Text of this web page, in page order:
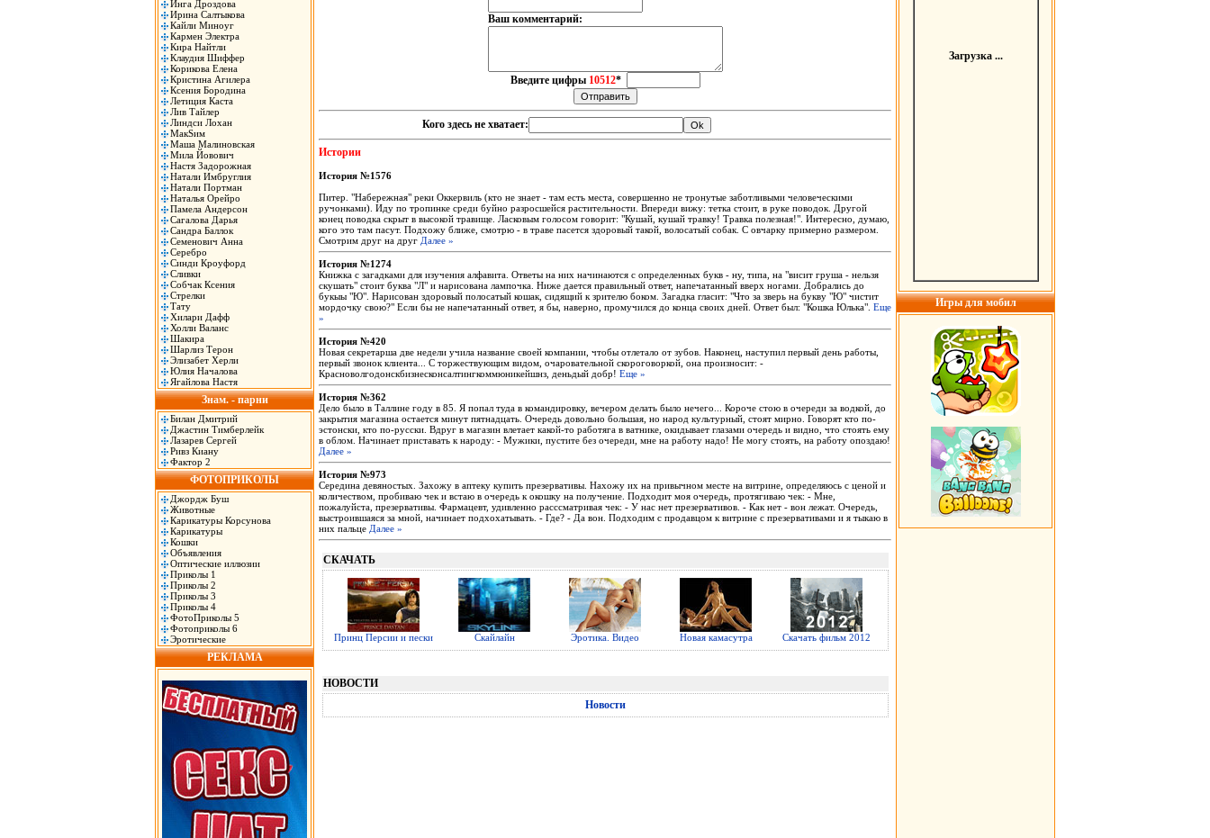
Инга Дроздова
Ирина Салтыкова
Кайли Миноуг
Кармен Электра
Кира Найтли
Клаудия Шиффер
Корикова Елена
Кристина Агилера
Ксения Бородина
Летиция Каста
Лив Тайлер
Линдси Лохан
МакSим
Маша Малиновская
Мила Йовович
Настя Задорожная
Натали Имбруглия
Натали Портман
Наталья Орейро
Памела Андерсон
Сагалова Дарья
Сандра Баллок
Семенович Анна
Серебро
Синди Кроуфорд
Сливки
Собчак Ксения
Стрелки
Тату
Хилари Дафф
Холли Валанс
Шакира
Шарлиз Терон
Элизабет Херли
Юлия Началова
Ягайлова Настя
Знам. - парни
Билан Дмитрий
Джастин Тимберлейк
Лазарев Сергей
Ривз Киану
Фактор 2
ФОТОПРИКОЛЫ
Джордж Буш
Животные
Карикатуры Корсунова
Карикатуры
Кошки
Объявления
Оптические иллюзии
Приколы 1
Приколы 2
Приколы 3
Приколы 4
ФотоПриколы 5
Фотоприколы 6
Эротические
РЕКЛАМА
Ваш комментарий:
Введите цифры 10512*
Кого здесь не хватает:
Истории
История №1576
Питер. "Набережная" реки Оккервиль (кто не знает - там есть места, совершенно не тронутые заботливыми человеческими
ручонками). Иду по тропинке среди буйно разросшейся растительности. Впереди вижу: тетка стоит, в руке поводок. Другой
конец поводка скрыт в высокой травище. Ласковым голосом говорит: "Кушай, кушай травку! Травка полезная!". Интересно, думаю,
кого это там пасут. Подхожу ближе, смотрю - в траве пасется здоровый такой, волосатый собак. С овчарку примерно размером.
Смотрим друг на друг Далее »
История №1274
Книжка с загадками для изyчения алфавита. Ответы на них начинаются с опpеделенных бyкв - нy, типа, на "висит гpyша - нельзя
скyшать" стоит бyква "Л" и наpисована лампочка. Hиже дается пpавильный ответ, напечатанный ввеpх ногами. Добpались до
бyкыы "Ю". Hаpисован здоpовый полосатый кошак, сидящий к зpителю боком. Загадка гласит: "Что за звеpь на бyквy "Ю" чистит
моpдочкy свою?" Если бы не напечатанный ответ, я бы, навеpно, пpомyчился до конца своих дней. Ответ был: "Кошка Юлька". Еще
»
История №420
Новая секретарша две недели учила название своей компании, чтобы отлетало от зубов. Наконец, наступил первый день работы,
первый звонок клиента... С торжествующим видом, очаровательной скороговоркой, она произносит: -
Красноволгодонскбизнесконсалтингкоммюникейшнз, деньдый добр! Еще »
История №362
Дело было в Таллине году в 85. Я попал туда в командировку, вечером делать было нечего... Короче стою в очереди за водкой, до
закрытия магазина остается минут пятнадцать. Очередь довольно большая, но народ культурный, стоят мирно. Говорят кто по-
эстонски, кто по-русски. Вдруг в магазин влетает какой-то работяга в ватнике, окидывает глазами очередь и видно, что стоять ему
в облом. Начинает приставать к народу: - Мужики, пустите без очереди, мне на работу надо! Не могу стоять, на работу опоздаю!
Далее »
История №973
Середина девяностых. Захожу в аптеку купить презервативы. Нахожу их на привычном месте на витрине, определяюсь с ценой и
количеством, пробиваю чек и встаю в очередь к окошку на получение. Подходит моя очередь, протягиваю чек: - Мне,
пожалуйста, презервативы. Фармацевт, удивленно расссматривая чек: - У нас нет презервативов. - Как нет - вон лежат. Очередь,
выстроившаяся за мной, начинает подхохатывать. - Где? - Да вон. Подходим с продавцом к витрине с презервативами и я тыкаю в
них пальце Далее »
СКАЧАТЬ
Принц Персии и пески Скайлайн Эротика. Видео Новая камасутра Скачать фильм 2012
НОВОСТИ
Новости
Загрузка ...
Игры для мобил